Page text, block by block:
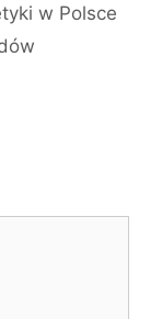
w Polsce